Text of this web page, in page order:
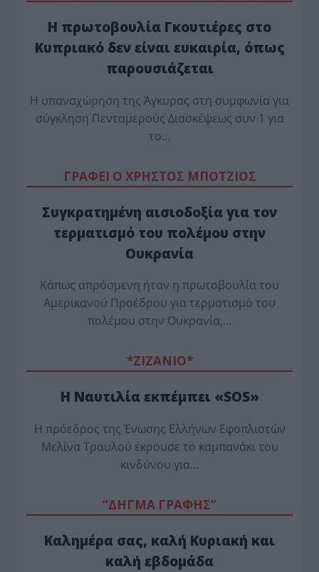
Η πρωτοβουλία Γκουτιέρες στο
Κυπριακό δεν είναι ευκαιρία, όπως
παρουσιάζεται
Η υπαναχώρηση της Άγκυρας στη συμφωνία για
σύγκληση Πενταμερούς Διασκέψεως συν 1 για
το…
ΓΡΑΦΕΙ Ο ΧΡΗΣΤΟΣ ΜΠΟΤΖΙΟΣ
Συγκρατημένη αισιοδοξία για τον
τερματισμό του πολέμου στην
Ουκρανία
Κάπως απρόσμενη ήταν η πρωτοβουλία του
Αμερικανού Προέδρου για τερματισμό του
πολέμου στην Ουκρανία,…
*ZΙΖΑΝΙΟ*
Η Ναυτιλία εκπέμπει «SOS»
Η πρόεδρος της Ένωσης Ελλήνων Εφοπλιστών
Μελίνα Τραυλού έ­κρουσε το καμπανάκι του
κινδύνου για…
“ΔΗΓΜΑ ΓΡΑΦΗΣ”
Καλημέρα σας, καλή Κυριακή και
καλή εβδομάδα